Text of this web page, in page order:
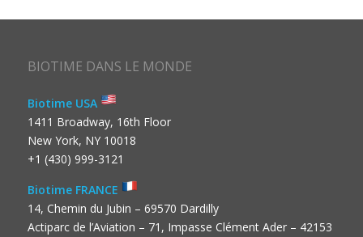
BIOTIME DANS LE MONDE
Biotime USA
1411 Broadway, 16th Floor
New York, NY 10018
+1 (430) 999-3121
Biotime FRANCE
14, Chemin du Jubin – 69570 Dardilly
Actiparc de l’Aviation – 71, Impasse Clément Ader – 42153